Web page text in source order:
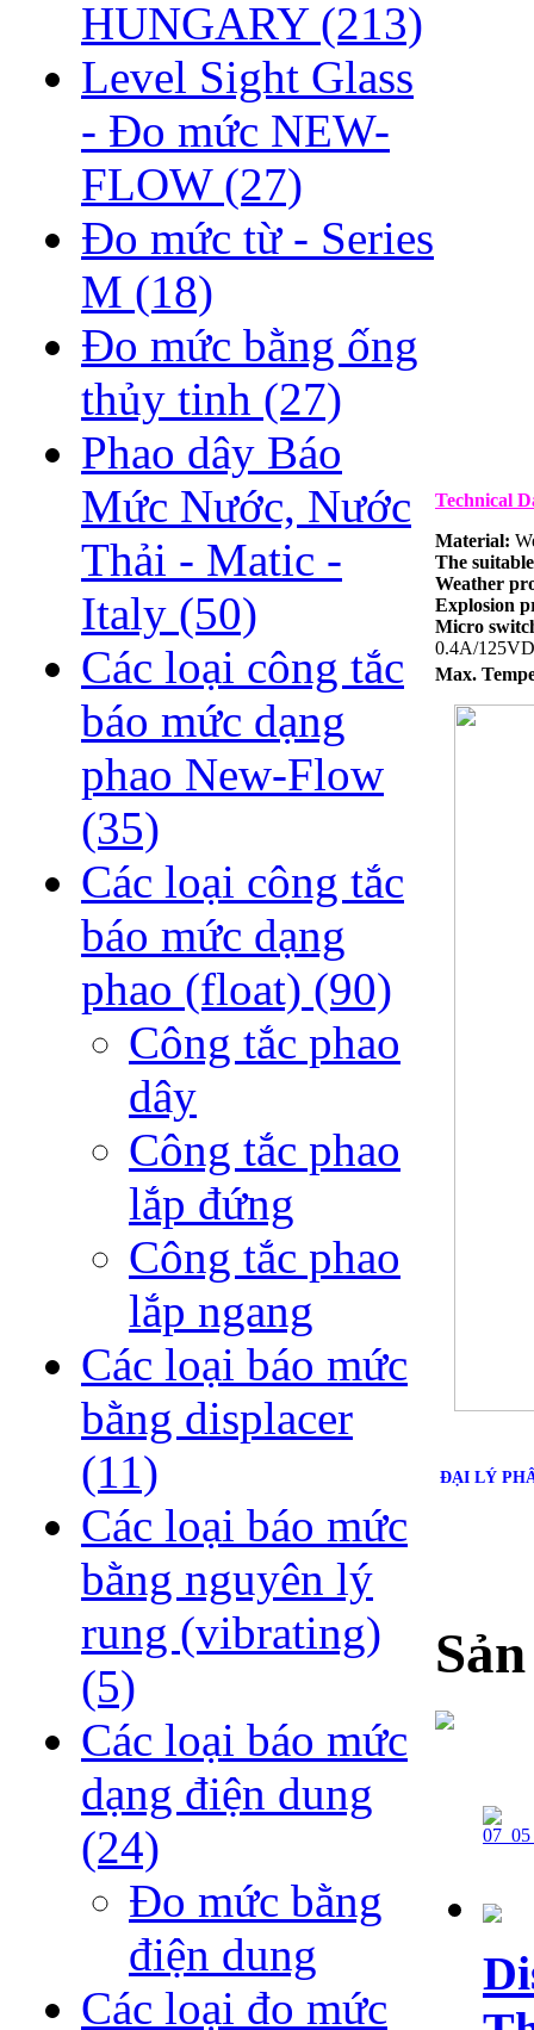
HUNGARY (213)
Level Sight Glass
- Đo mức NEW-
FLOW (27)
Đo mức từ - Series
M (18)
Đo mức bằng ống
thủy tinh (27)
Phao dây Báo
Mức Nước, Nước
Thải - Matic -
Italy (50)
Các loại công tắc
báo mức dạng
phao New-Flow
(35)
Các loại công tắc
báo mức dạng
phao (float) (90)
Công tắc phao
dây
Công tắc phao
lắp đứng
Công tắc phao
lắp ngang
Các loại báo mức
bằng displacer
(11)
Các loại báo mức
bằng nguyên lý
rung (vibrating)
(5)
Các loại báo mức
dạng điện dung
(24)
Đo mức bằng
điện dung
Các loại đo mức
Technical
Material:
The
Weather
Explosion
Micro
0.4A/
Max.
ĐẠI LÝ